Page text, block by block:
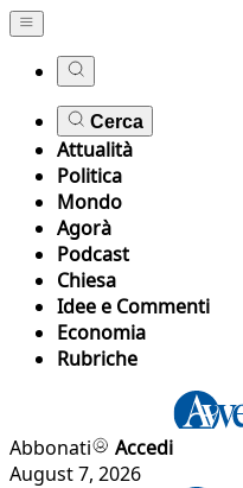
Cerca
Attualità
Politica
Mondo
Agorà
Podcast
Chiesa
Idee e Commenti
Economia
Rubriche
Abbonati
Accedi
August 7, 2026